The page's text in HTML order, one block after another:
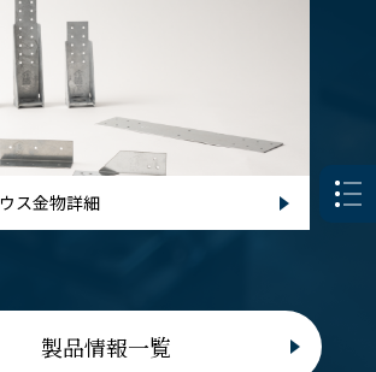
ス金物詳細
製品情報一覧